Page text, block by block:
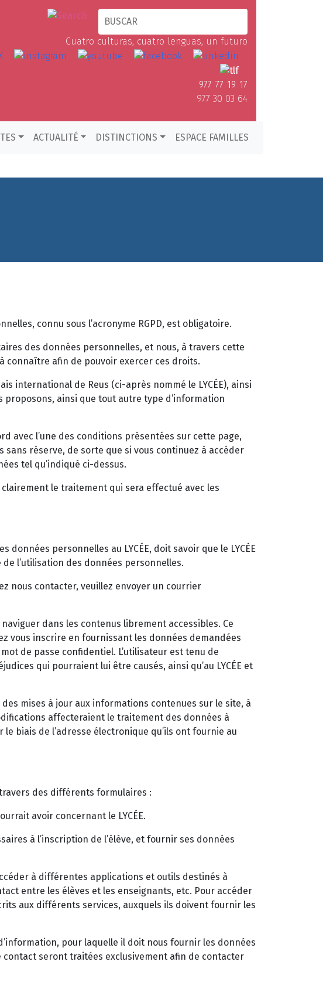
Cuatro culturas, cuatro lenguas, un futuro
977 77 19 17
977 30 03 64
ACTUALITÉ DISTINCTIONS ESPACE FAMILLES
connu sous l’acronyme RGPD, est obligatoire.
des données personnelles, et nous, à travers cette
connaître afin de pouvoir exercer ces droits.
international de Reus (ci-après nommé le LYCÉE), ainsi
ainsi que tout autre type d’information
avec l’une des conditions présentées sur cette page,
sans réserve, de sorte que si vous continuez à accéder
tel qu’indiqué ci-dessus.
le traitement qui sera effectué avec les
personnelles au LYCÉE, doit savoir que le LYCÉE
l’utilisation des données personnelles.
nous contacter, veuillez envoyer un courrier
dans les contenus librement accessibles. Ce
vous inscrire en fournissant les données demandées
de passe confidentiel. L’utilisateur est tenu de
qui pourraient lui être causés, ainsi qu’au LYCÉE et
mises à jour aux informations contenues sur le site, à
affecteraient le traitement des données à
biais de l’adresse électronique qu’ils ont fournie au
des différents formulaires :
avoir concernant le LYCÉE.
à l’inscription de l’élève, et fournir ses données
à différentes applications et outils destinés à
entre les élèves et les enseignants, etc. Pour accéder
aux différents services, auxquels ils doivent fournir les
pour laquelle il doit nous fournir les données
seront traitées exclusivement afin de contacter